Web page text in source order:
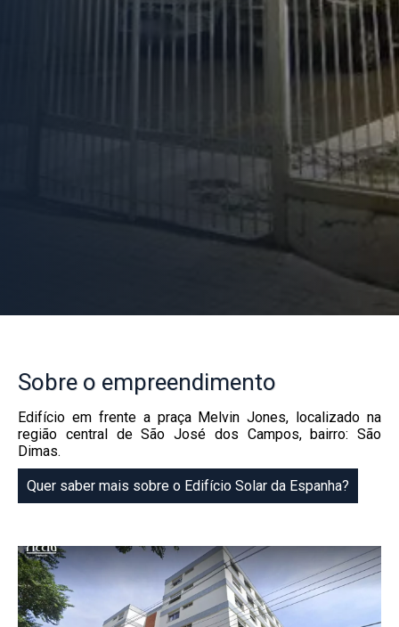
Sobre o empreendimento
Edifício em frente a praça Melvin Jones, localizado na
região central de São José dos Campos, bairro: São
Dimas.
Quer saber mais sobre o Edifício Solar da Espanha?